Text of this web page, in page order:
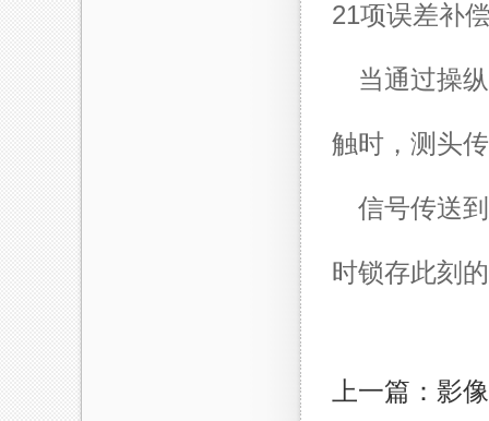
21项误差补
当通过操
触时，测头
信号传送
时锁存此刻
上一篇：影